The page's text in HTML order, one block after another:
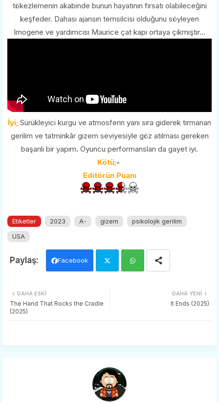
tökezlemenin akabinde bunun hayatının fırsatı olabileceğini
keşfeder. Dahası ajansın temsilcisi olduğunu söyleyen
Imogene ve yardımcısı Maurice çat kapı ortaya çıkmıştır...
İyi; Sürükleyici kurgu ve atmosferin yanı sıra giderek tırmanan
gerilim ve tatminkâr gizem seviyesiyle göz atılması gereken
başarılı bir yapım. Oyuncu performansları da gayet iyi.
Kötü;-
Editörün Puanı
Etiketler 2023 A- gizem
psikolojik gerilim
USA
Facebook
tter
DAHA YENI
It Ends (2025)
DAHA ESKI
The Hand That Rocks the Cradle
(2025)